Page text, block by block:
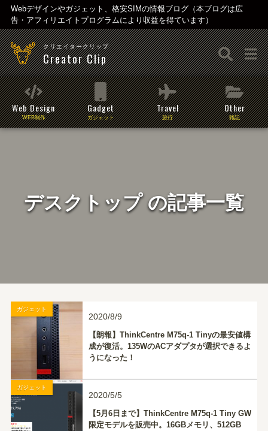
Webデザインやガジェット、格安SIMの情報ブログ（本ブログは広
告・アフィリエイトプログラムにより収益を得ています）
クリエイタークリップ
Creator Clip
Web Design
WEB制作
Gadget
ガジェット
Travel
旅行
Other
雑記
デスクトップ の記事一覧
ガジェット
2020/8/9
【朗報】ThinkCentre M75q-1 Tinyの最安値構
成が復活。135WのACアダプタが選択できるよ
うになった！
ガジェット
2020/5/5
【5月6日まで】ThinkCentre M75q-1 Tiny GW
限定モデルを販売中。16GBメモリ、512GB